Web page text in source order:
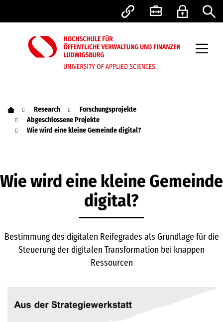
Research
Forschungsprojekte
Abgeschlossene Projekte
Wie wird eine kleine Gemeinde digital?
Wie wird eine kleine Gemeinde
digital?
Bestimmung des digitalen Reifegrades als Grundlage für die
Steuerung der digitalen Transformation bei knappen
Ressourcen